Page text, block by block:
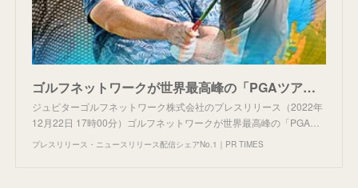
ゴルフネットワークが世界最高峰の「PGAツアー」2023年1月からの独占有料放送・同時配信権を獲得、全試合・全ラウンド生中継／同時配信
ジュピターゴルフネットワーク株式会社のプレスリリース（2022年
12月22日 17時00分）ゴルフネットワークが世界最高峰の「PGA…
プレスリリース・ニュースリリース配信シェアNo.1｜PR TIMES